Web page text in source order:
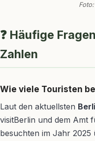
❓ Häufige
Zahlen
Wie viele Touristen
Laut den aktuellsten
visitBerlin und dem Amt
besuchten im Jahr 2025